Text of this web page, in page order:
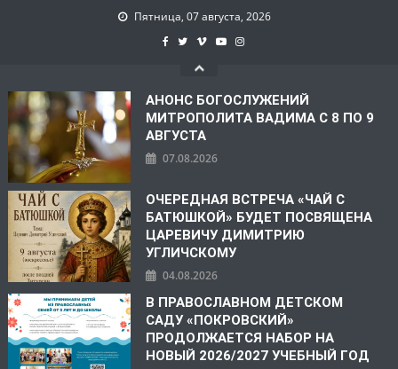
Пятница, 07 августа, 2026
АНОНС БОГОСЛУЖЕНИЙ
МИТРОПОЛИТА ВАДИМА С 8 ПО 9
АВГУСТА
07.08.2026
ОЧЕРЕДНАЯ ВСТРЕЧА «ЧАЙ С
БАТЮШКОЙ» БУДЕТ ПОСВЯЩЕНА
ЦАРЕВИЧУ ДИМИТРИЮ
УГЛИЧСКОМУ
04.08.2026
В ПРАВОСЛАВНОМ ДЕТСКОМ
САДУ «ПОКРОВСКИЙ»
ПРОДОЛЖАЕТСЯ НАБОР НА
НОВЫЙ 2026/2027 УЧЕБНЫЙ ГОД